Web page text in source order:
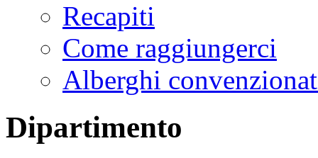
Recapiti
Come raggiungerci
Alberghi
Dipartimento